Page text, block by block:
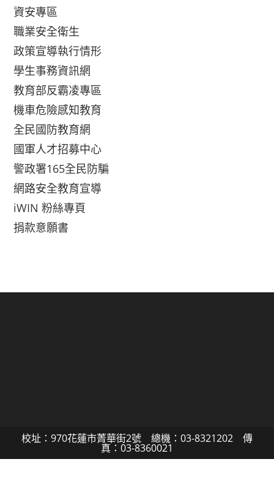
資安專區
職業安全衛生
政策宣導執行情形
學生事務資訊網
教育部反霸凌專區
機車危險感知教育
全民國防教育網
國軍人才招募中心
警政署165全民防騙
網路安全教育宣導
iWIN 粉絲專頁
捐款意願書
校址：970花蓮市菁華街2號 總機：03-8321202 傳
真：03-8360021